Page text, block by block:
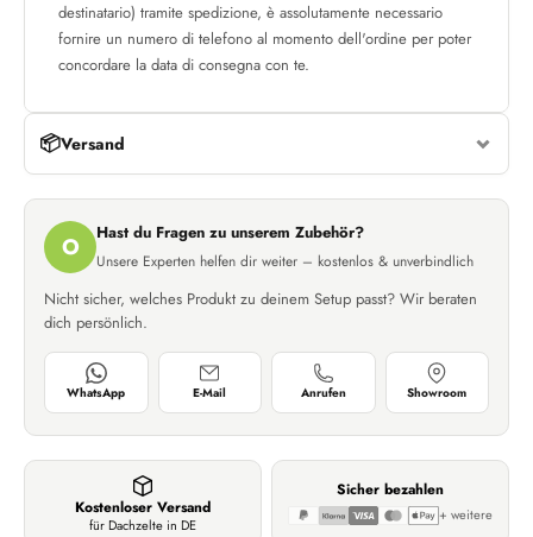
destinatario) tramite spedizione, è assolutamente necessario
fornire un numero di telefono al momento dell'ordine per poter
concordare la data di consegna con te.
📦Versand
O Hast du Fragen zu unserem Zubehör?
Unsere Experten helfen dir weiter – kostenlos & unverbindlich
Nicht sicher, welches Produkt zu deinem Setup passt? Wir beraten
dich persönlich.
WhatsApp E-Mail Anrufen Showroom
Kostenloser Versand
für Dachzelte in DE
Sicher bezahlen
+ weitere